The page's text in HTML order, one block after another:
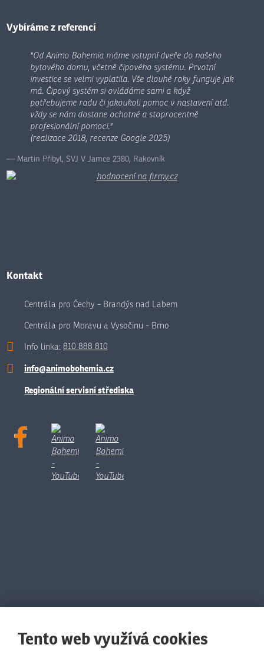
odeslat.
Vybíráme z referencí
"Od Animo Bohemia máme vstupní dveře do našeho
bytového domu, včetně čipového systému. Prvotní
investice se velmi vyplatila. Vše dlouhé roky funguje jak
má. Čipový systém si ovládáme sami a když
potřebujeme radu či jakoukoli pomoc v nastavení atd.
vždy se nám dostane ochotné a stoprocentně
profesionální pomoci."
(realizace 2018, recenze Google 2025)
Martin Přibyl, SVJ V Jamce 2380, Rakovník
Kontakt
Centrála pro Čechy - Brandýs nad Labem
Centrála pro Moravu a Vysočinu - Brno
Info linka:810 888 810
info@animobohemia.cz
Regionální servisní střediska
Tento web využívá cookies